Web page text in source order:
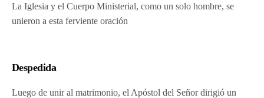
La Iglesia y el Cuerpo Ministerial, como un solo hombre, se
unieron a esta ferviente oración
Despedida
Luego de unir al matrimonio, el Apóstol del Señor dirigió un